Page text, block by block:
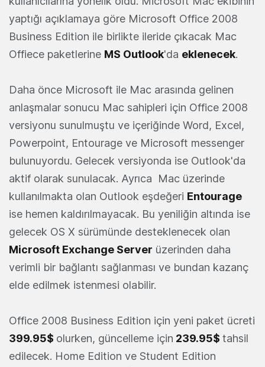
yaptığı açıklamaya göre Microsoft Office 2008
Business Edition ile birlikte ileride çıkacak Mac
Offiece paketlerine MS Outlook'da eklenecek.
Daha önce Microsoft ile Mac arasında gelinen
anlaşmalar sonucu Mac sahipleri için Office 2008
versiyonu sunulmuştu ve içeriğinde Word, Excel,
Powerpoint, Entourage ve Microsoft messenger
bulunuyordu. Gelecek versiyonda ise Outlook'da
aktif olarak sunulacak. Ayrıca Mac üzerinde
kullanılmakta olan Outlook eşdeğeri Entourage
ise hemen kaldırılmayacak. Bu yeniliğin altında ise
gelecek OS X sürümünde desteklenecek olan
Microsoft Exchange Server üzerinden daha
verimli bir bağlantı sağlanması ve bundan kazanç
elde edilmek istenmesi olabilir.
Office 2008 Business Edition için yeni paket ücreti
399.95$ olurken, güncelleme için 239.95$ tahsil
edilecek. Home Edition ve Student Edition